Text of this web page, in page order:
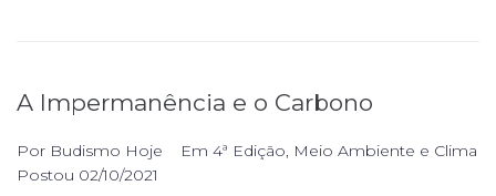
A Impermanência e o Carbono
Por Budismo Hoje Em 4ª Edição, Meio Ambiente e Clima
Postou 02/10/2021